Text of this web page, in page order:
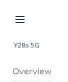
Y28s 5G
Overview